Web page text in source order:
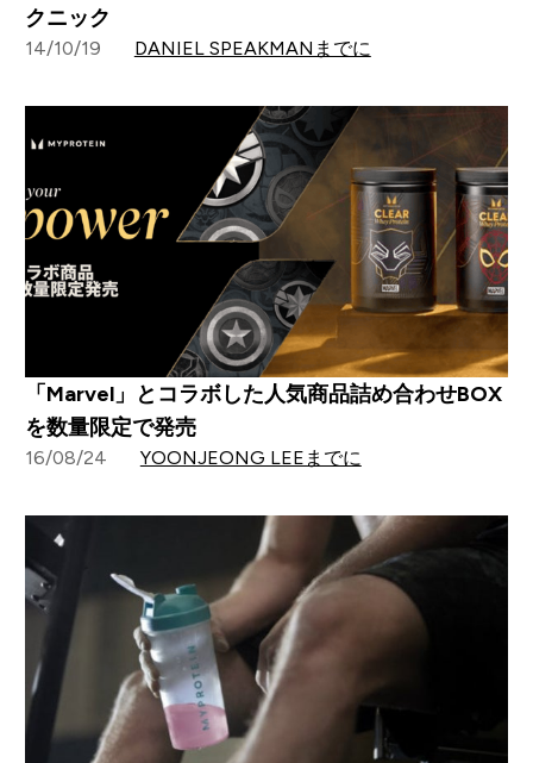
クニック
14/10/19 DANIEL SPEAKMANまでに
「Marvel」とコラボした人気商品詰め合わせBOX
を数量限定で発売
16/08/24 YOONJEONG LEEまでに